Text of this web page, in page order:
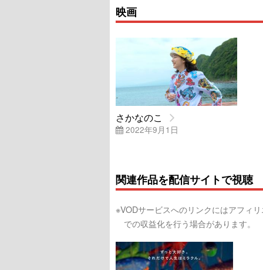
映画
さかなのこ
2022年9月1日
関連作品を配信サイトで視聴
※VODサービスへのリンクにはアフィ
での収益化を行う場合があります。